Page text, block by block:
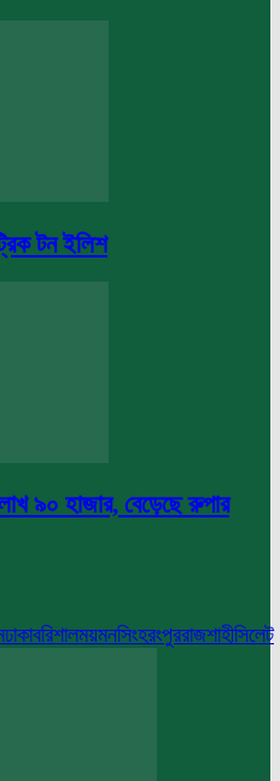
টন ইলিশ
৯০ হাজার, বেড়েছে রুপার
ঢাকাবরিশালময়মনসিংহরংপুররাজশাহীসিলেট